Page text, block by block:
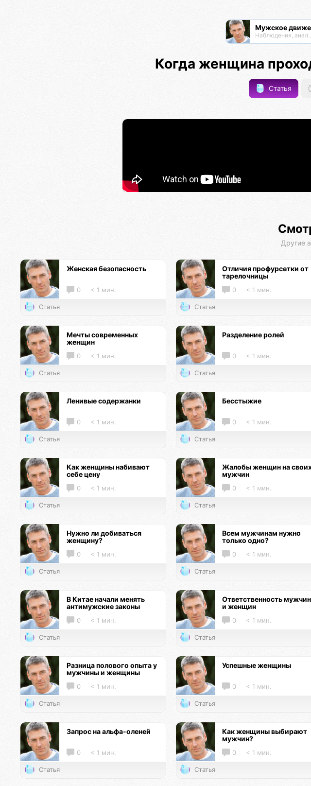
Мужское
Когда женщина
Статья
Другие
Женская безопасность
0 < 1 мин.
Статья
Отличия профурсетки от
тарелочницы
0 < 1 мин.
Статья
Мечты современных
женщин
0 < 1 мин.
Статья
Разделение ролей
0 < 1 мин.
Статья
Ленивые содержанки
0 < 1 мин.
Статья
Бесстыжие
0 < 1 мин.
Статья
Как женщины набивают
себе цену
0 < 1 мин.
Статья
Жалобы женщин на
мужчин
0 < 1 мин.
Статья
Нужно ли добиваться
женщину?
0 < 1 мин.
Статья
Всем мужчинам нужно
только одно?
0 < 1 мин.
Статья
В Китае начали менять
антимужские законы
0 < 1 мин.
Статья
Ответственность мужчин
и женщин
0 < 1 мин.
Статья
Разница полового опыта у
мужчины и женщины
0 < 1 мин.
Статья
Успешные женщины
0 < 1 мин.
Статья
Запрос на альфа-оленей
0 < 1 мин.
Статья
Как женщины выбирают
мужчин?
0 < 1 мин.
Статья